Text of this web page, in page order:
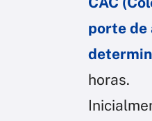
porte de
horas.